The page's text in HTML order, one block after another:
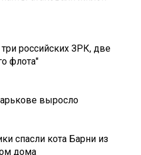
российских ЗРК, две
флота"
выросло
спасли кота Барни из
дома